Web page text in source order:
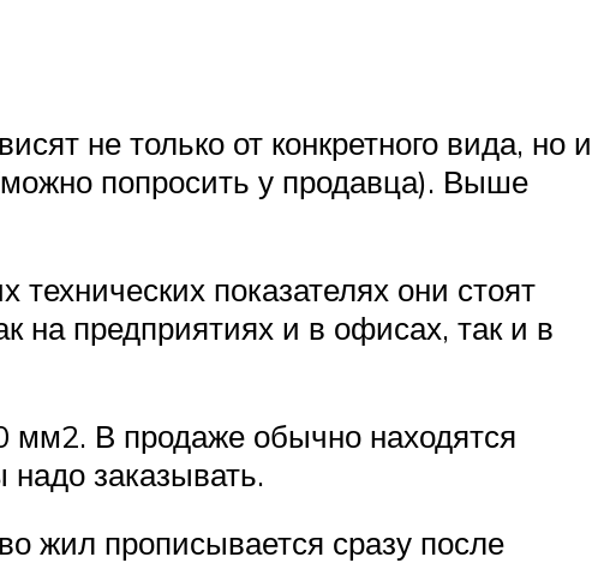
не только от конкретного вида, но и
попросить у продавца). Выше
показателях они стоят
на предприятиях и в офисах, так и в
В продаже обычно находятся
заказывать.
жил прописывается сразу после